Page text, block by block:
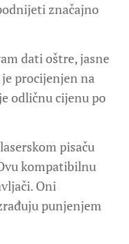
značajno
dati oštre, jasne
procijenjen na
odličnu cijenu po
pisaču
kompatibilnu
Oni
punjenjem